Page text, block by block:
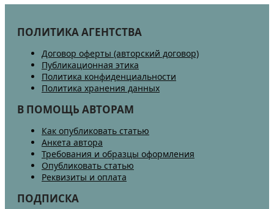
ПОЛИТИКА АГЕНТСТВА
Договор оферты (авторский договор)
Публикационная этика
Политика конфиденциальности
Политика хранения данных
В ПОМОЩЬ АВТОРАМ
Как опубликовать статью
Анкета автора
Требования и образцы оформления
Опубликовать статью
Реквизиты и оплата
ПОДПИСКА